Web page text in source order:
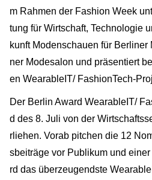
m Rahmen der Fashion Week
tung für Wirtschaft, Technologie
kunft Modenschauen für
ner Modesalon und präsentiert
en WearableIT/ FashionTech-
Der Berlin Award WearableIT/
d des 8. Juli von der
rliehen. Vorab pitchen die 12
sbeiträge vor Publikum und
rd das überzeugendste